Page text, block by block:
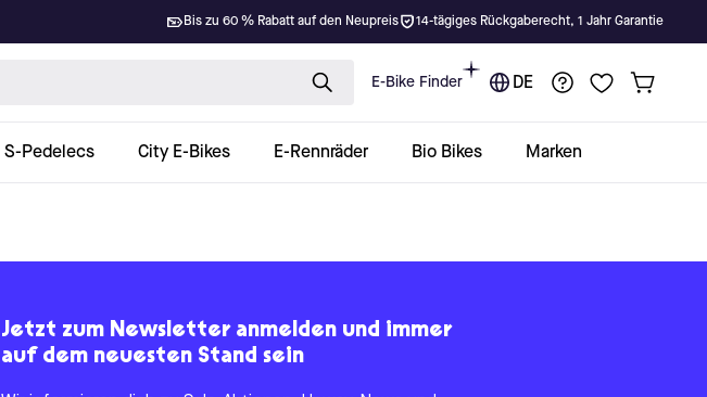
Bis zu 60 % Rabatt auf den Neupreis 14-tägiges Rückgaberecht, 1 Jahr Garantie
E-Bike Finder DE
S-Pedelecs City E-Bikes E-Rennräder Bio Bikes Marken
Jetzt zum Newsletter anmelden und immer
auf dem neuesten Stand sein